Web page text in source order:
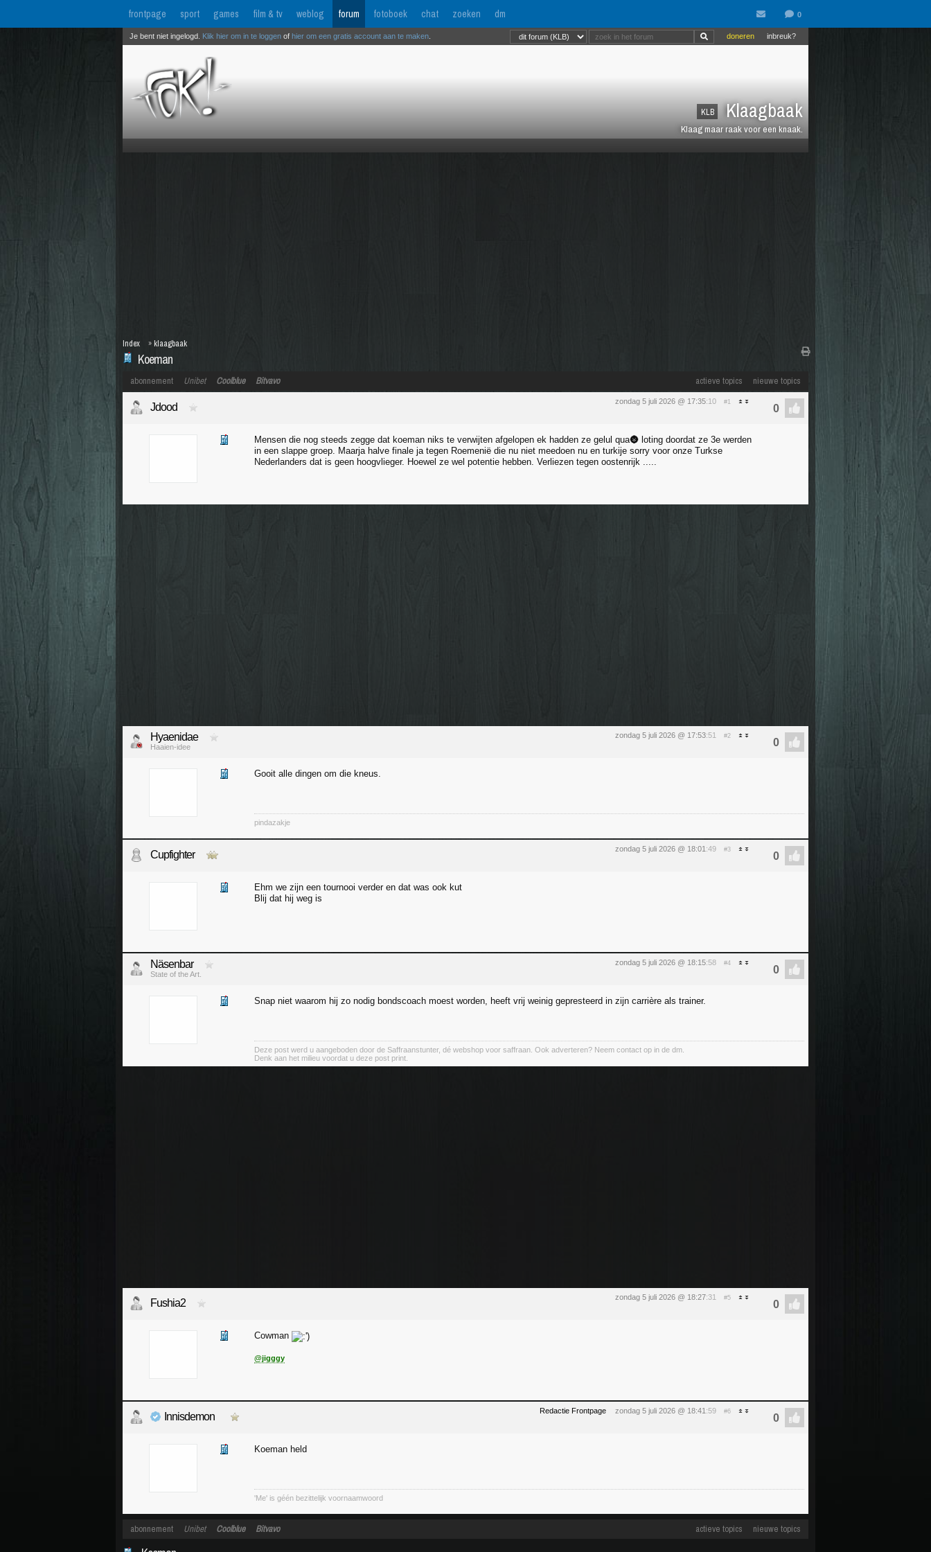
frontpage sport games film & tv weblog forum fotoboek chat zoeken dm
KLB Klaagbaak
Klaag maar raak voor een knaak.
inbreuk?
doneren
Je bent niet ingelogd. Klik hier om in te loggen of hier om een gratis account aan te maken
Koeman
Index » klaagbaak
actieve topics nieuwe topics
abonnement Unibet Coolblue Bitvavo
zondag 5 juli 2026 @ 17:35:10 #1
Jdood
Mensen die nog steeds zegge dat koeman niks te verwijten afgelopen ek hadden ze gelul qua🌚 loting doordat ze 3e werden
in een slappe groep. Maarja halve finale ja tegen Roemenië die nu niet meedoen nu en turkije sorry voor onze Turkse
Nederlanders dat is geen hoogvlieger. Hoewel ze wel potentie hebben. Verliezen tegen oostenrijk .....
zondag 5 juli 2026 @ 17:53:51 #2
Hyaenidae
Haaien-idee
Gooit alle dingen om die kneus.
pindazakje
zondag 5 juli 2026 @ 18:01 :49 #3
Cupfighter
Ehm we zijn een tournooi verder en dat was ook kut
Blij dat hij weg is
zondag 5 juli 2026 @ 18:15:58 #4
Näsenbar
State of the Art.
Snap niet waarom hij zo nodig bondscoach moest worden, heeft vrij weinig gepresteerd in zijn carrière als trainer.
Deze post werd u aangeboden door de Saffraanstunter, dé webshop voor saffraan. Ook adverteren? Neem contact op in de dm.
Denk aan het milieu voordat u deze post print.
zondag 5 juli 2026 @ 18:27:31 #5
Fushia2
Cowman
@jigggy
Redactie Frontpage zondag 5 juli 2026 @ 18:41 :59 #6
Innisdemon
Koeman held
'Me' is géén bezittelijk voornaamwoord
actieve topics nieuwe topics
abonnement Unibet Coolblue Bitvavo